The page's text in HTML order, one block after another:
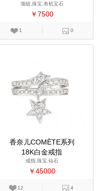
项链,珠宝,有机宝石
￥7500
1 0
香奈儿COMÈTE系列
18K白金戒指
戒指,珠宝,钻石
￥45000
12 4